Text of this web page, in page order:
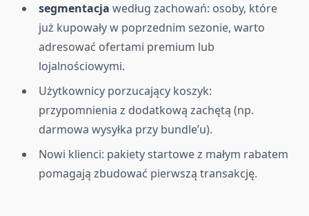
segmentacja według zachowań: osoby, które
już kupowały w poprzednim sezonie, warto
adresować ofertami premium lub
lojalnościowymi.
Użytkownicy porzucający koszyk:
przypomnienia z dodatkową zachętą (np.
darmowa wysyłka przy bundle’u).
Nowi klienci: pakiety startowe z małym rabatem
pomagają zbudować pierwszą transakcję.